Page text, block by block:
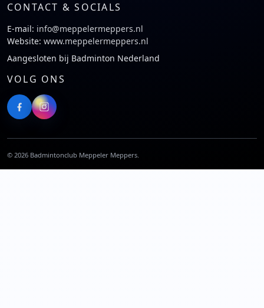
CONTACT & SOCIALS
E-mail: info@meppelermeppers.nl
Website: www.meppelermeppers.nl
Aangesloten bij Badminton Nederland
VOLG ONS
© 2026 Badmintonclub Meppeler Meppers.